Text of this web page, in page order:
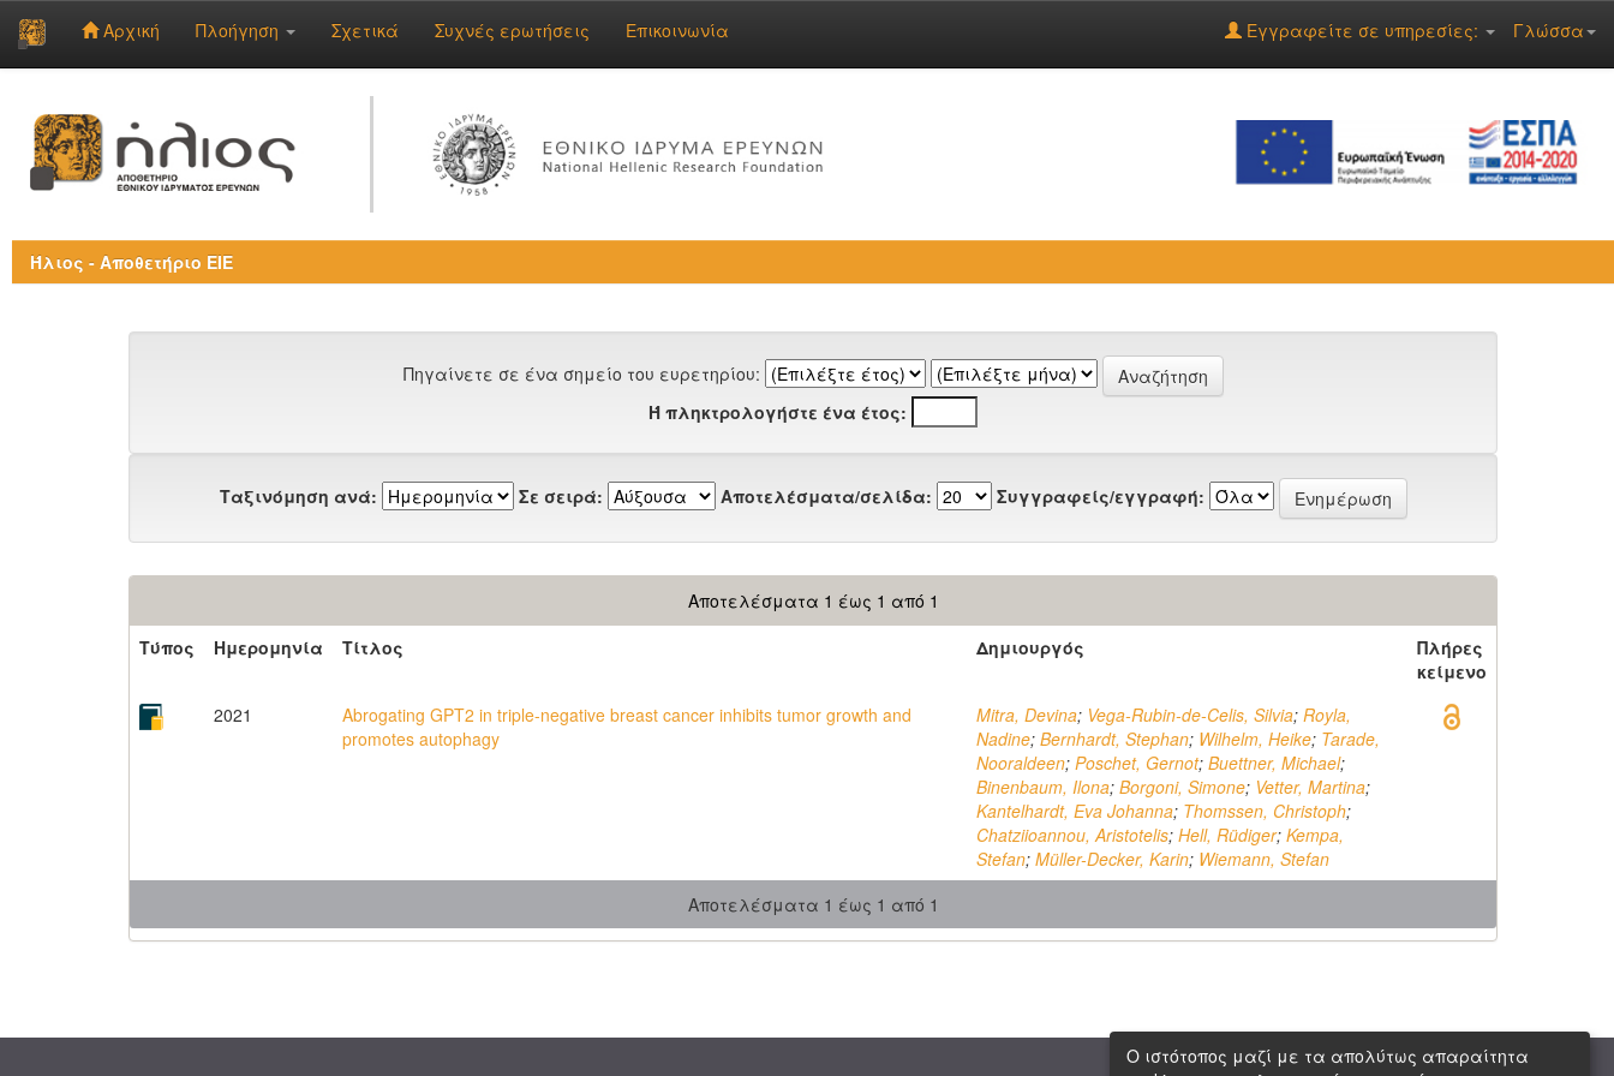
navigation
Αρχική Πλοήγηση Σχετικά Συχνές ερωτήσεις Επικοινωνία Γλώσσα
Εγγραφείτε σε υπηρεσίες:
Ήλιος - Αποθετήριο ΕΙΕ
Πηγαίνετε σε ένα σημείο του ευρετηρίου:
Ή πληκτρολογήστε ένα έτος:
Ταξινόμηση ανά: Σε σειρά: Αποτελέσματα/σελίδα: Συγγραφείς/εγγραφή:
Αποτελέσματα 1 έως 1 από 1
Τύπος
Ημερομηνία Τίτλος Δημιουργός
Πλήρες
κείμενο
2021
Abrogating GPT2 in triple-negative breast cancer inhibits tumor growth and
promotes autophagy
Mitra, Devina; Vega-Rubin-de-Celis, Silvia; Royla,
Nadine; Bernhardt, Stephan; Wilhelm, Heike; Tarade,
Nooraldeen; Poschet, Gernot; Buettner, Michael;
Binenbaum, Ilona; Borgoni, Simone; Vetter, Martina;
Kantelhardt, Eva Johanna; Thomssen, Christoph;
Chatziioannou, Aristotelis; Hell, Rüdiger; Kempa,
Stefan; Müller-Decker, Karin; Wiemann, Stefan
Αποτελέσματα 1 έως 1 από 1
Ο ιστότοπος μαζί με τα απολύτως απαραίτητα